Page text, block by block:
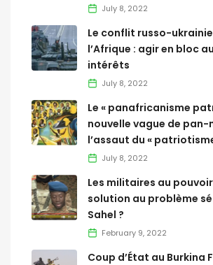
July 8, 2022
Le conflit russo-
l’Afrique : agir en bloc
intérêts
July 8, 2022
Le « panafricanisme
nouvelle vague de pan-
l’assaut du «
July 8, 2022
Les militaires au
solution au problème
Sahel ?
February 9, 2022
Coup d’État au Burkina